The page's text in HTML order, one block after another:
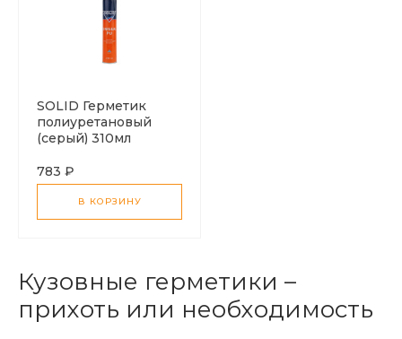
SOLID Герметик
полиуретановый
(серый) 310мл
783 ₽
В КОРЗИНУ
Кузовные герметики –
прихоть или необходимость